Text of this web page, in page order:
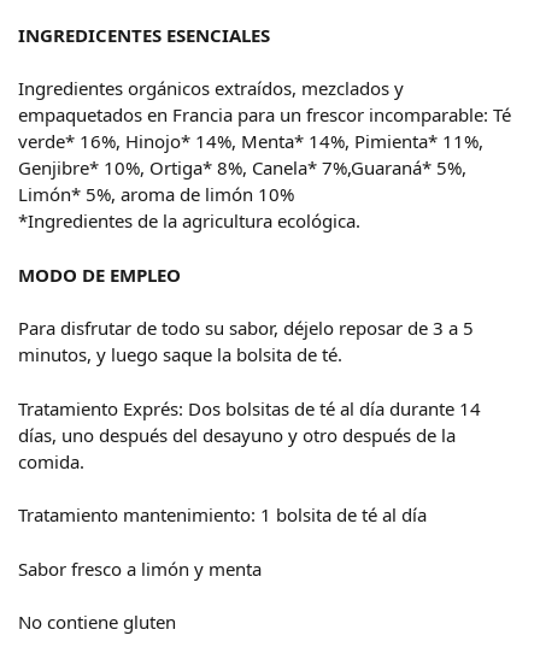
INGREDICENTES ESENCIALES
Ingredientes orgánicos extraídos, mezclados y
empaquetados en Francia para un frescor incomparable: Té
verde* 16%, Hinojo* 14%, Menta* 14%, Pimienta* 11%,
Genjibre* 10%, Ortiga* 8%, Canela* 7%,Guaraná* 5%,
Limón* 5%, aroma de limón 10%
*Ingredientes de la agricultura ecológica.
MODO DE EMPLEO
Para disfrutar de todo su sabor, déjelo reposar de 3 a 5
minutos, y luego saque la bolsita de té.
Tratamiento Exprés: Dos bolsitas de té al día durante 14
días, uno después del desayuno y otro después de la
comida.
Tratamiento mantenimiento: 1 bolsita de té al día
Sabor fresco a limón y menta
No contiene gluten